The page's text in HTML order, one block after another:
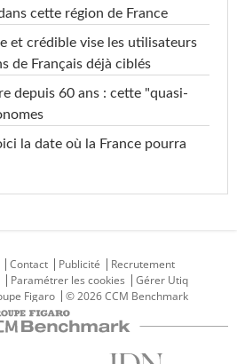
cette région de France
et crédible vise les utilisateurs
de Français déjà ciblés
depuis 60 ans : cette "quasi-
la date où la France pourra
Contact Publicité
Recrutement
Paramétrer les cookies
Gérer Utiq
Figaro © 2026 CCM Benchmark